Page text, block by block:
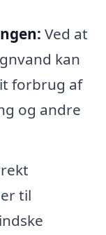
Ved at
kan
forbrug af
og andre
til